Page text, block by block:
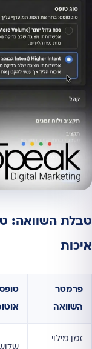
טבלת השוואה:
איכות
פרמטר
השוואה
טופס
זמן מילוי